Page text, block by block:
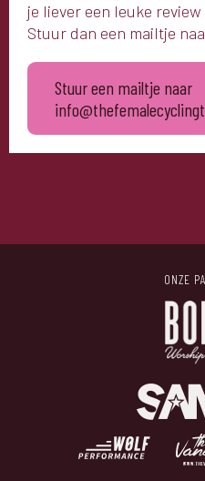
je liever een leuke
Stuur dan een mailtje
Stuur een mailtje naar
ONZE